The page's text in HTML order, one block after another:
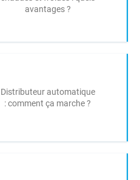
avantages ?
Distributeur automatique
: comment ça marche ?